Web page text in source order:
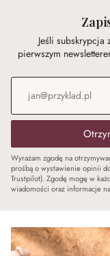
Jeśli subskrypcja
pierwszym
Adres e-mail
Wyrażam zgodę na
prośbą o wystawienie opinii
Trustpilot). Zgodę mogę w
wiadomości oraz informacje na